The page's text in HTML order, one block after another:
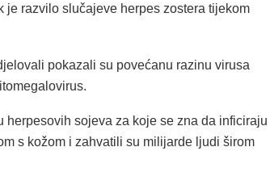
je razvilo slučajeve herpes zostera tijekom
pokazali su povećanu razinu virusa
herpesovih sojeva za koje se zna da inficiraju
s kožom i zahvatili su milijarde ljudi širom